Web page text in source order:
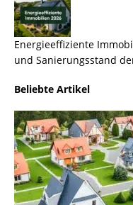
Energieeffiziente
und Sanierungsstand
Beliebte Artikel